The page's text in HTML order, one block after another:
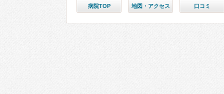
病院TOP 地図・アクセス 口コミ